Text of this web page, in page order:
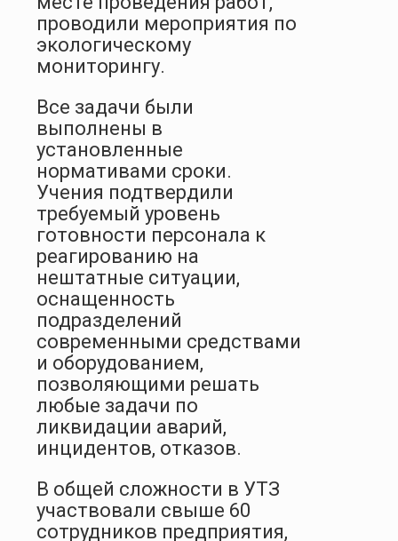
проводили мероприятия по
экологическому
мониторингу.
Все задачи были
выполнены в
установленные
нормативами сроки.
Учения подтвердили
требуемый уровень
готовности персонала к
реагированию на
нештатные ситуации,
оснащенность
подразделений
современными средствами
и оборудованием,
позволяющими решать
любые задачи по
ликвидации аварий,
инцидентов, отказов.
В общей сложности в УТЗ
участвовали свыше 60
сотрудников предприятия,